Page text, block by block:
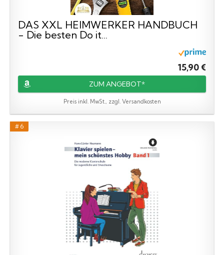
DAS XXL HEIMWERKER HANDBUCH
- Die besten Do it...
15,90 €
ZUM ANGEBOT*
Preis inkl. MwSt., zzgl. Versandkosten
# 6